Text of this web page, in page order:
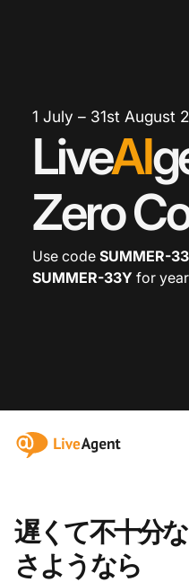
1 July – 31st August
LiveAI
Zero
Use code SUMMER-
SUMMER-33Y for
:site.title
遅くて不十分
さようなら